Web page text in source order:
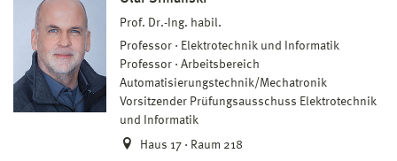
Prof. Dr.-Ing. habil.
Professor
Elektrotechnik und Informatik
Professor
Arbeitsbereich
Automatisierungstechnik/Mechatronik
Vorsitzender Prüfungsausschuss Elektrotechnik
und Informatik
Haus 17 · Raum 218